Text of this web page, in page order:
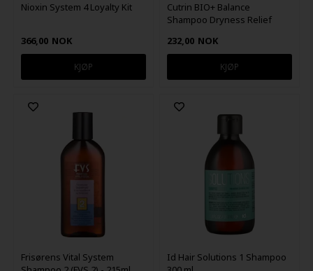
Nioxin System 4 Loyalty Kit
366,00 NOK
Cutrin BIO+ Balance
Shampoo Dryness Relief
232,00 NOK
Frisørens Vital System
Id Hair Solutions 1 Shampoo